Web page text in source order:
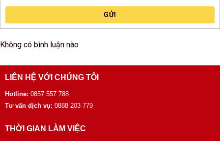
GỬI
Không có bình luận nào
LIÊN HỆ VỚI CHÚNG TÔI
Hotline: 0857 557 788
Tư vấn dịch vụ: 0888 203 779
THỜI GIAN LÀM VIỆC